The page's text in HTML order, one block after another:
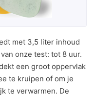
met 3,5 liter inhoud
onze test: tot 8 uur.
een groot oppervlak
te kruipen of om je
te verwarmen. De